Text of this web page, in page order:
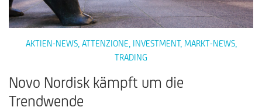
AKTIEN-NEWS, ATTENZIONE INVESTMENT, MARKT-NEWS,
TRADING
Novo Nordisk kämpft um die
Trendwende